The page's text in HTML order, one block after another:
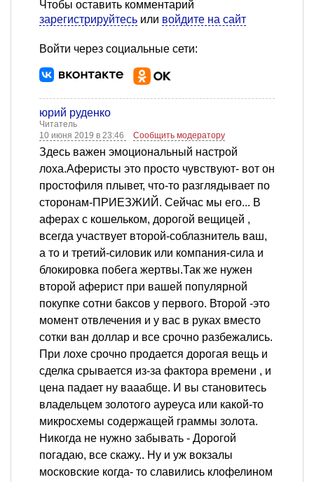
Чтобы оставить комментарий
зарегистрируйтесь или войдите на сайт
Войти через социальные сети:
юрий руденко
Читатель
10 июня 2019 в 23:46
Сообщить модератору
Здесь важен эмоциональный настрой
лоха.Аферисты это просто чувствуют- вот он
простофиля плывет, что-то разглядывает по
сторонам-ПРИЕЗЖИЙ. Сейчас мы его... В
аферах с кошельком, дорогой вещицей ,
всегда участвует второй-соблазнитель ваш,
а то и третий-силовик или компания-сила и
блокировка побега жертвы.Так же нужен
второй аферист при вашей популярной
покупке сотни баксов у первого. Второй -это
момент отвлечения и у вас в руках вместо
сотки ван доллар и все срочно разбежались.
При лохе срочно продается дорогая вещь и
сделка срывается из-за фактора времени , и
цена падает ну вааабще. И вы становитесь
владельцем золотого ауреуса или какой-то
микросхемы содержащей граммы золота.
Никогда не нужно забывать - Дорогой
погадаю, все скажу.. Ну и уж вокзалы
московские когда- то славились клофелином